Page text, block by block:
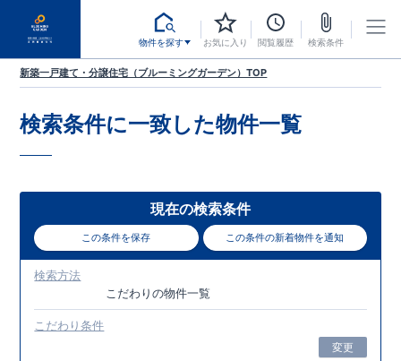
物件を探す お気に入り 閲覧履歴 検索条件
新築一戸建て・分譲住宅（ブルーミングガーデン）TOP
検索条件に一致した物件一覧
現在の検索条件
この条件を保存 この条件の新着物件を通知
検索方法
こだわりの物件一覧
こだわり条件
変更